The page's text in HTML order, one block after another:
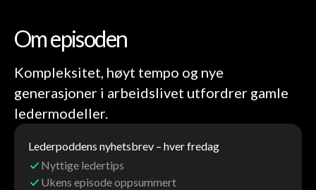
Om episoden
Kompleksitet, høyt tempo og nye
generasjoner i arbeidslivet utfordrer gamle
ledermodeller.
Lederpoddens nyhetsbrev – hver fredag
Nyttige ledertips
Ukens episode oppsummert